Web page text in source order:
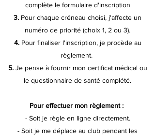
complète le formulaire d'inscription
3. Pour chaque créneau choisi, j'affecte un
numéro de priorité (choix 1, 2 ou 3).
4.Pour finaliser l'inscription, je procède au
règlement.
5.Je pense à fournir mon certificat médical ou
le questionnaire de santé complété.
Pour effectuer mon règlement :
- Soit je règle en ligne directement.
- Soit je me déplace au club pendant les